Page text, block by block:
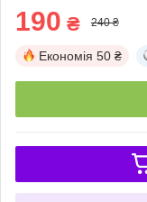
190 ₴ 240 ₴
Економія 50 ₴